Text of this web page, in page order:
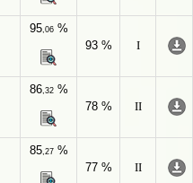
95,06%
93 %
I
86,32%
78 %
II
85,27%
77 %
II